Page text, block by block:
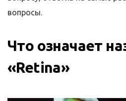
вопросы.
Что означает
«Retina»